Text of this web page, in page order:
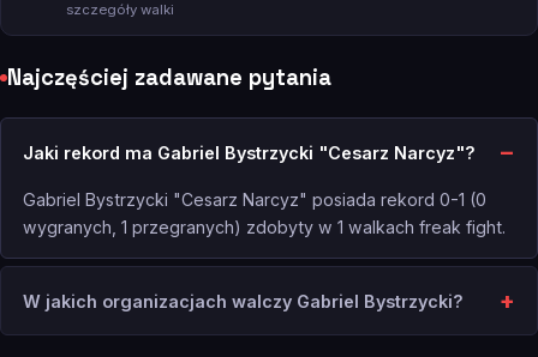
szczegóły walki
Najczęściej zadawane pytania
Jaki rekord ma Gabriel Bystrzycki "Cesarz Narcyz"?
Gabriel Bystrzycki "Cesarz Narcyz" posiada rekord 0-1 (0
wygranych, 1 przegranych) zdobyty w 1 walkach freak fight.
W jakich organizacjach walczy Gabriel Bystrzycki?